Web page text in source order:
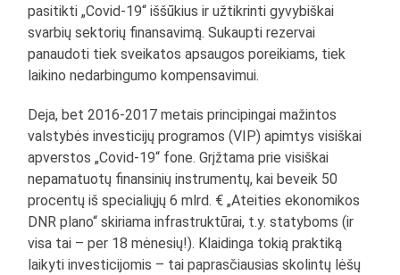
pasitikti „Covid-19“ iššūkius ir užtikrinti gyvybiškai
svarbių sektorių finansavimą. Sukaupti rezervai
panaudoti tiek sveikatos apsaugos poreikiams, tiek
laikino nedarbingumo kompensavimui.
Deja, bet 2016-2017 metais principingai mažintos
valstybės investicijų programos (VIP) apimtys visiškai
apverstos „Covid-19“ fone. Grįžtama prie visiškai
nepamatuotų finansinių instrumentų, kai beveik 50
procentų iš specialiųjų 6 mlrd. € „Ateities ekonomikos
DNR plano“ skiriama infrastruktūrai, t.y. statyboms (ir
visa tai – per 18 mėnesių!). Klaidinga tokią praktiką
laikyti investicijomis – tai paprasčiausias skolintų lėšų